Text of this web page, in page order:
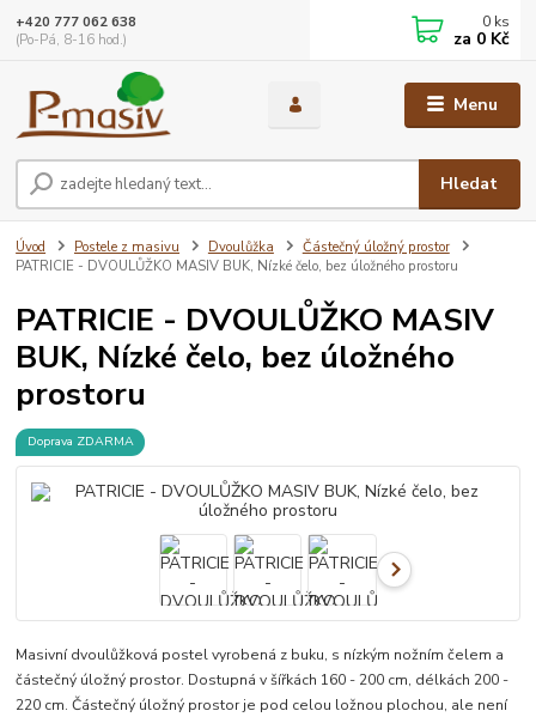
Menu
Hledat
+420 777 062 638
(Po-Pá, 8-16 hod.)
0 ks
za 0 Kč
Úvod Postele z masivu Dvoulůžka
Částečný úložný prostor
PATRICIE - DVOULŮŽKO MASIV BUK, Nízké čelo, bez úložného prostoru
PATRICIE - DVOULŮŽKO MASIV
BUK, Nízké čelo, bez úložného
prostoru
Doprava ZDARMA
Masivní dvoulůžková postel vyrobená z buku, s nízkým nožním čelem a
částečný úložný prostor. Dostupná v šířkách 160 - 200 cm, délkách 200 -
220 cm. Částečný úložný prostor je pod celou ložnou plochou, ale není